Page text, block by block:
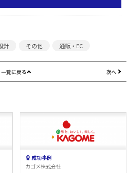
計 その他 通販・EC
一覧に戻る 次へ
成功事例
カゴメ株式会社